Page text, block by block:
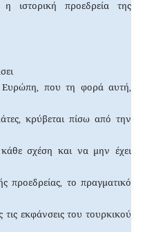
ιστορική προεδρεία της
Ευρώπη, που τη φορά αυτή,
κρύβεται πίσω από την
σχέση και να μην έχει
προεδρείας, το πραγματικό
εκφάνσεις του τουρκικού